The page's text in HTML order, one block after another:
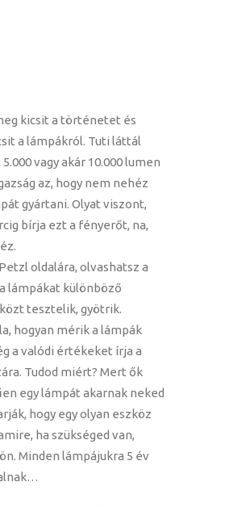
kicsit a történetet és
a lámpákról. Tuti láttál
vagy akár 10.000 lumen
az, hogy nem nehéz
gyártani. Olyat viszont,
bírja ezt a fényerőt, na,
oldalára, olvashatsz a
lámpákat különböző
tesztelik, gyötrik.
hogyan mérik a lámpák
a valódi értékeket írja a
Tudod miért? Mert ők
egy lámpát akarnak neked
hogy egy olyan eszköz
ha szükséged van,
Minden lámpájukra 5 év